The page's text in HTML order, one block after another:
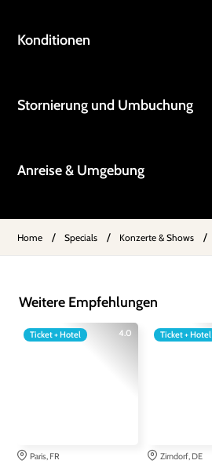
Konditionen
Stornierung und Umbuchung
Anreise & Umgebung
Home / Specials / Konzerte & Shows /
Weitere Empfehlungen
4.0
Ticket + Hotel
Paris, FR
Ticket + Hotel
Zirndorf, DE